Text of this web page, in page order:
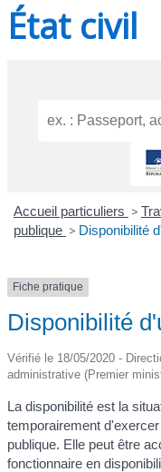
État civil
Accueil particuliers >
publique > Disponibilité
Fiche pratique
Disponibilité
Vérifié le 18/05/2020 -
administrative (Premier
La disponibilité est la
temporairement
publique. Elle peut être
fonctionnaire en